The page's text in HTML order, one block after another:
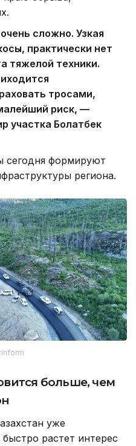
сложно. Узкая
практически нет
тяжелой техники.
тросами,
риск, —
участка Болатбек
сегодня формируют
региона.
больше, чем
уже
растет интерес